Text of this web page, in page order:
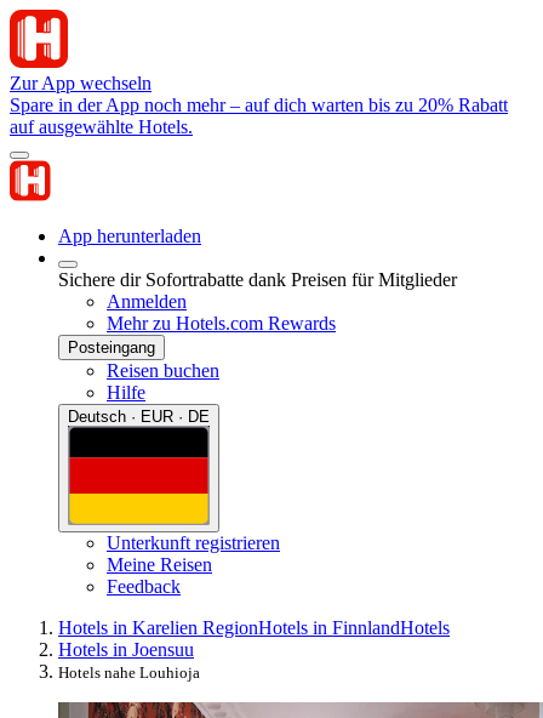
Zur App wechseln
Spare in der App noch mehr – auf dich warten bis zu 20% Rabatt
auf ausgewählte Hotels.
App herunterladen
Sichere dir Sofortrabatte dank Preisen für Mitglieder
Anmelden
Mehr zu Hotels.com Rewards
Posteingang
Reisen buchen
Hilfe
Deutsch · EUR · DE
Unterkunft registrieren
Meine Reisen
Feedback
Hotels in Karelien RegionHotels in FinnlandHotels
Hotels in Joensuu
Hotels nahe Louhioja